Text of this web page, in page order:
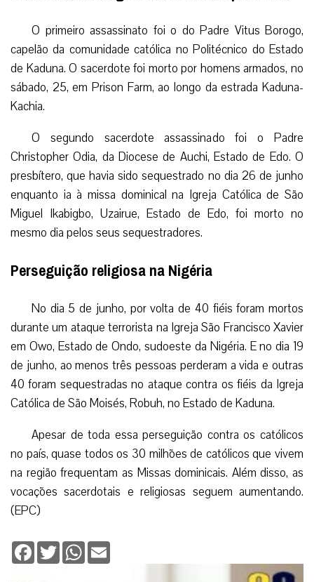
O primeiro assassinato foi o do Padre Vitus Borogo,
capelão da comunidade católica no Politécnico do Estado
de Kaduna. O sacerdote foi morto por homens armados, no
sábado, 25, em Prison Farm, ao longo da estrada Kaduna-
Kachia.
O segundo sacerdote assassinado foi o Padre
Christopher Odia, da Diocese de Auchi, Estado de Edo. O
presbítero, que havia sido sequestrado no dia 26 de junho
enquanto ia à missa dominical na Igreja Católica de São
Miguel Ikabigbo, Uzairue, Estado de Edo, foi morto no
mesmo dia pelos seus sequestradores.
Perseguição religiosa na Nigéria
No dia 5 de junho, por volta de 40 fiéis foram mortos
durante um ataque terrorista na Igreja São Francisco Xavier
em Owo, Estado de Ondo, sudoeste da Nigéria. E no dia 19
de junho, ao menos três pessoas perderam a vida e outras
40 foram sequestradas no ataque contra os fiéis da Igreja
Católica de São Moisés, Robuh, no Estado de Kaduna.
Apesar de toda essa perseguição contra os católicos
no país, quase todos os 30 milhões de católicos que vivem
na região frequentam as Missas dominicais. Além disso, as
vocações sacerdotais e religiosas seguem aumentando.
(EPC)
Facebook
TwitterWhatsApp